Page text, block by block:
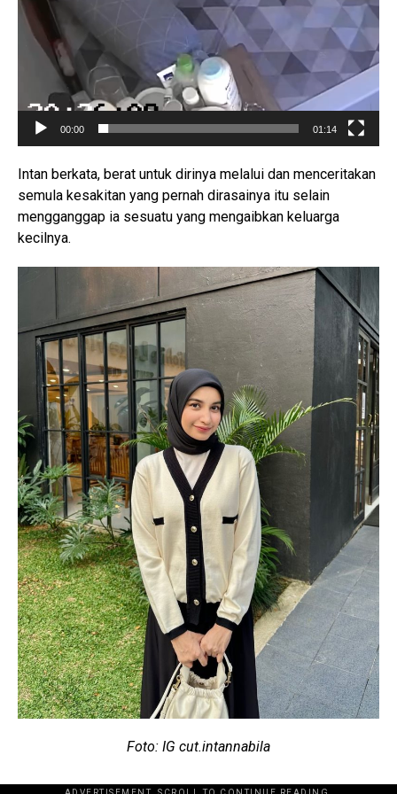
00:00 01:14
Intan berkata, berat untuk dirinya melalui dan menceritakan
semula kesakitan yang pernah dirasainya itu selain
mengganggap ia sesuatu yang mengaibkan keluarga
kecilnya.
Foto: IG cut.intannabila